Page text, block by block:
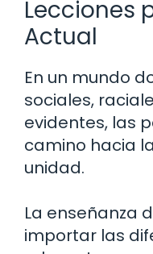
Lecciones
Actual
En un mundo
sociales,
evidentes, las
camino hacia
unidad.
La enseñanza
importar las